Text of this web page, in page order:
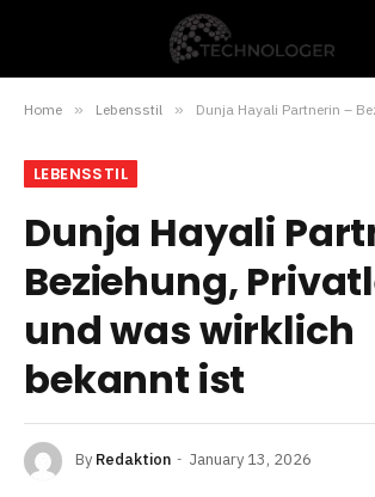
Home » Lebensstil » Dunja Hayali Partnerin – Beziehung,
LEBENSSTIL
Dunja Hayali
Beziehung,
und was wirklich
bekannt ist
By Redaktion January 13, 2026